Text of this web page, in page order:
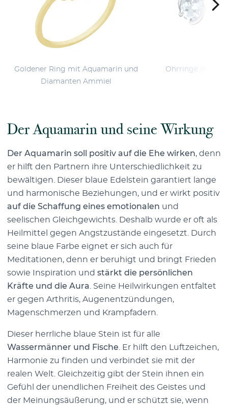
Goldener Ring mit Aquamarin und
Diamanten Ammiel
Ohrringe in
Der Aquamarin und seine Wirkung
Der Aquamarin soll positiv auf die Ehe wirken, denn
er hilft den Partnern ihre Unterschiedlichkeit zu
bewältigen. Dieser blaue Edelstein garantiert lange
und harmonische Beziehungen, und er wirkt positiv
auf die Schaffung eines emotionalen und
seelischen Gleichgewichts. Deshalb wurde er oft als
Heilmittel gegen Angstzustände eingesetzt. Durch
seine blaue Farbe eignet er sich auch für
Meditationen, denn er beruhigt und bringt Frieden
sowie Inspiration und stärkt die persönlichen
Kräfte und die Aura . Seine Heilwirkungen entfaltet
er gegen Arthritis, Augenentzündungen,
Magenschmerzen und Krampfadern.
Dieser herrliche blaue Stein ist für alle
Wassermänner und Fische . Er hilft den Luftzeichen,
Harmonie zu finden und verbindet sie mit der
realen Welt. Gleichzeitig gibt der Stein ihnen ein
Gefühl der unendlichen Freiheit des Geistes und
der Meinungsäußerung, und er schützt sie, wenn